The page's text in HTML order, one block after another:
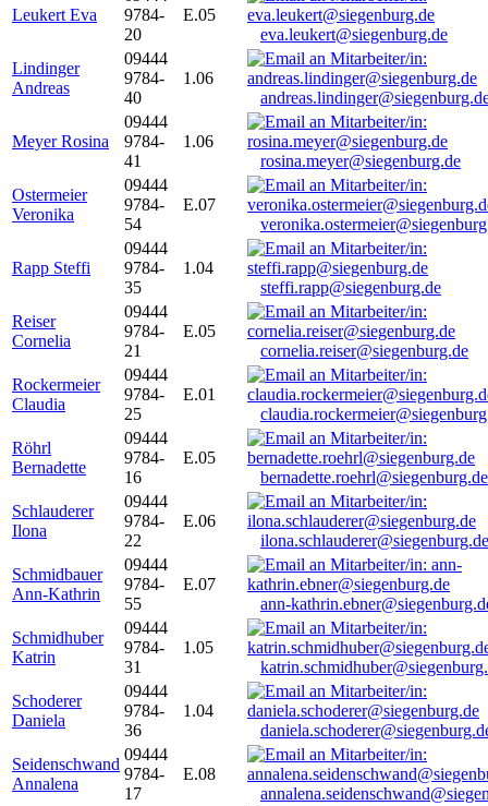
Leukert Eva
9784-
20
E.05
eva.leukert@siegenburg.de
Lindinger
Andreas
09444
9784-
40
1.06
Meyer Rosina
09444
9784-
41
1.06
rosina.meyer@siegenburg.de
Ostermeier
Veronika
09444
9784-
54
E.07
Rapp Steffi
09444
9784-
35
1.04
steffi.rapp@siegenburg.de
Reiser
Cornelia
09444
9784-
21
E.05
cornelia.reiser@siegenburg.de
Rockermeier
Claudia
09444
9784-
25
E.01
Röhrl
Bernadette
09444
9784-
16
E.05
bernadette.roehrl@siegenburg.de
Schlauderer
Ilona
09444
9784-
22
E.06
ilona.schlauderer@siegenburg.de
Schmidbauer
Ann-Kathrin
09444
9784-
55
E.07
ann-
Schmidhuber
Katrin
09444
9784-
31
1.05
Schoderer
Daniela
09444
9784-
36
1.04
Seidenschwand
Annalena
09444
9784-
17
E.08